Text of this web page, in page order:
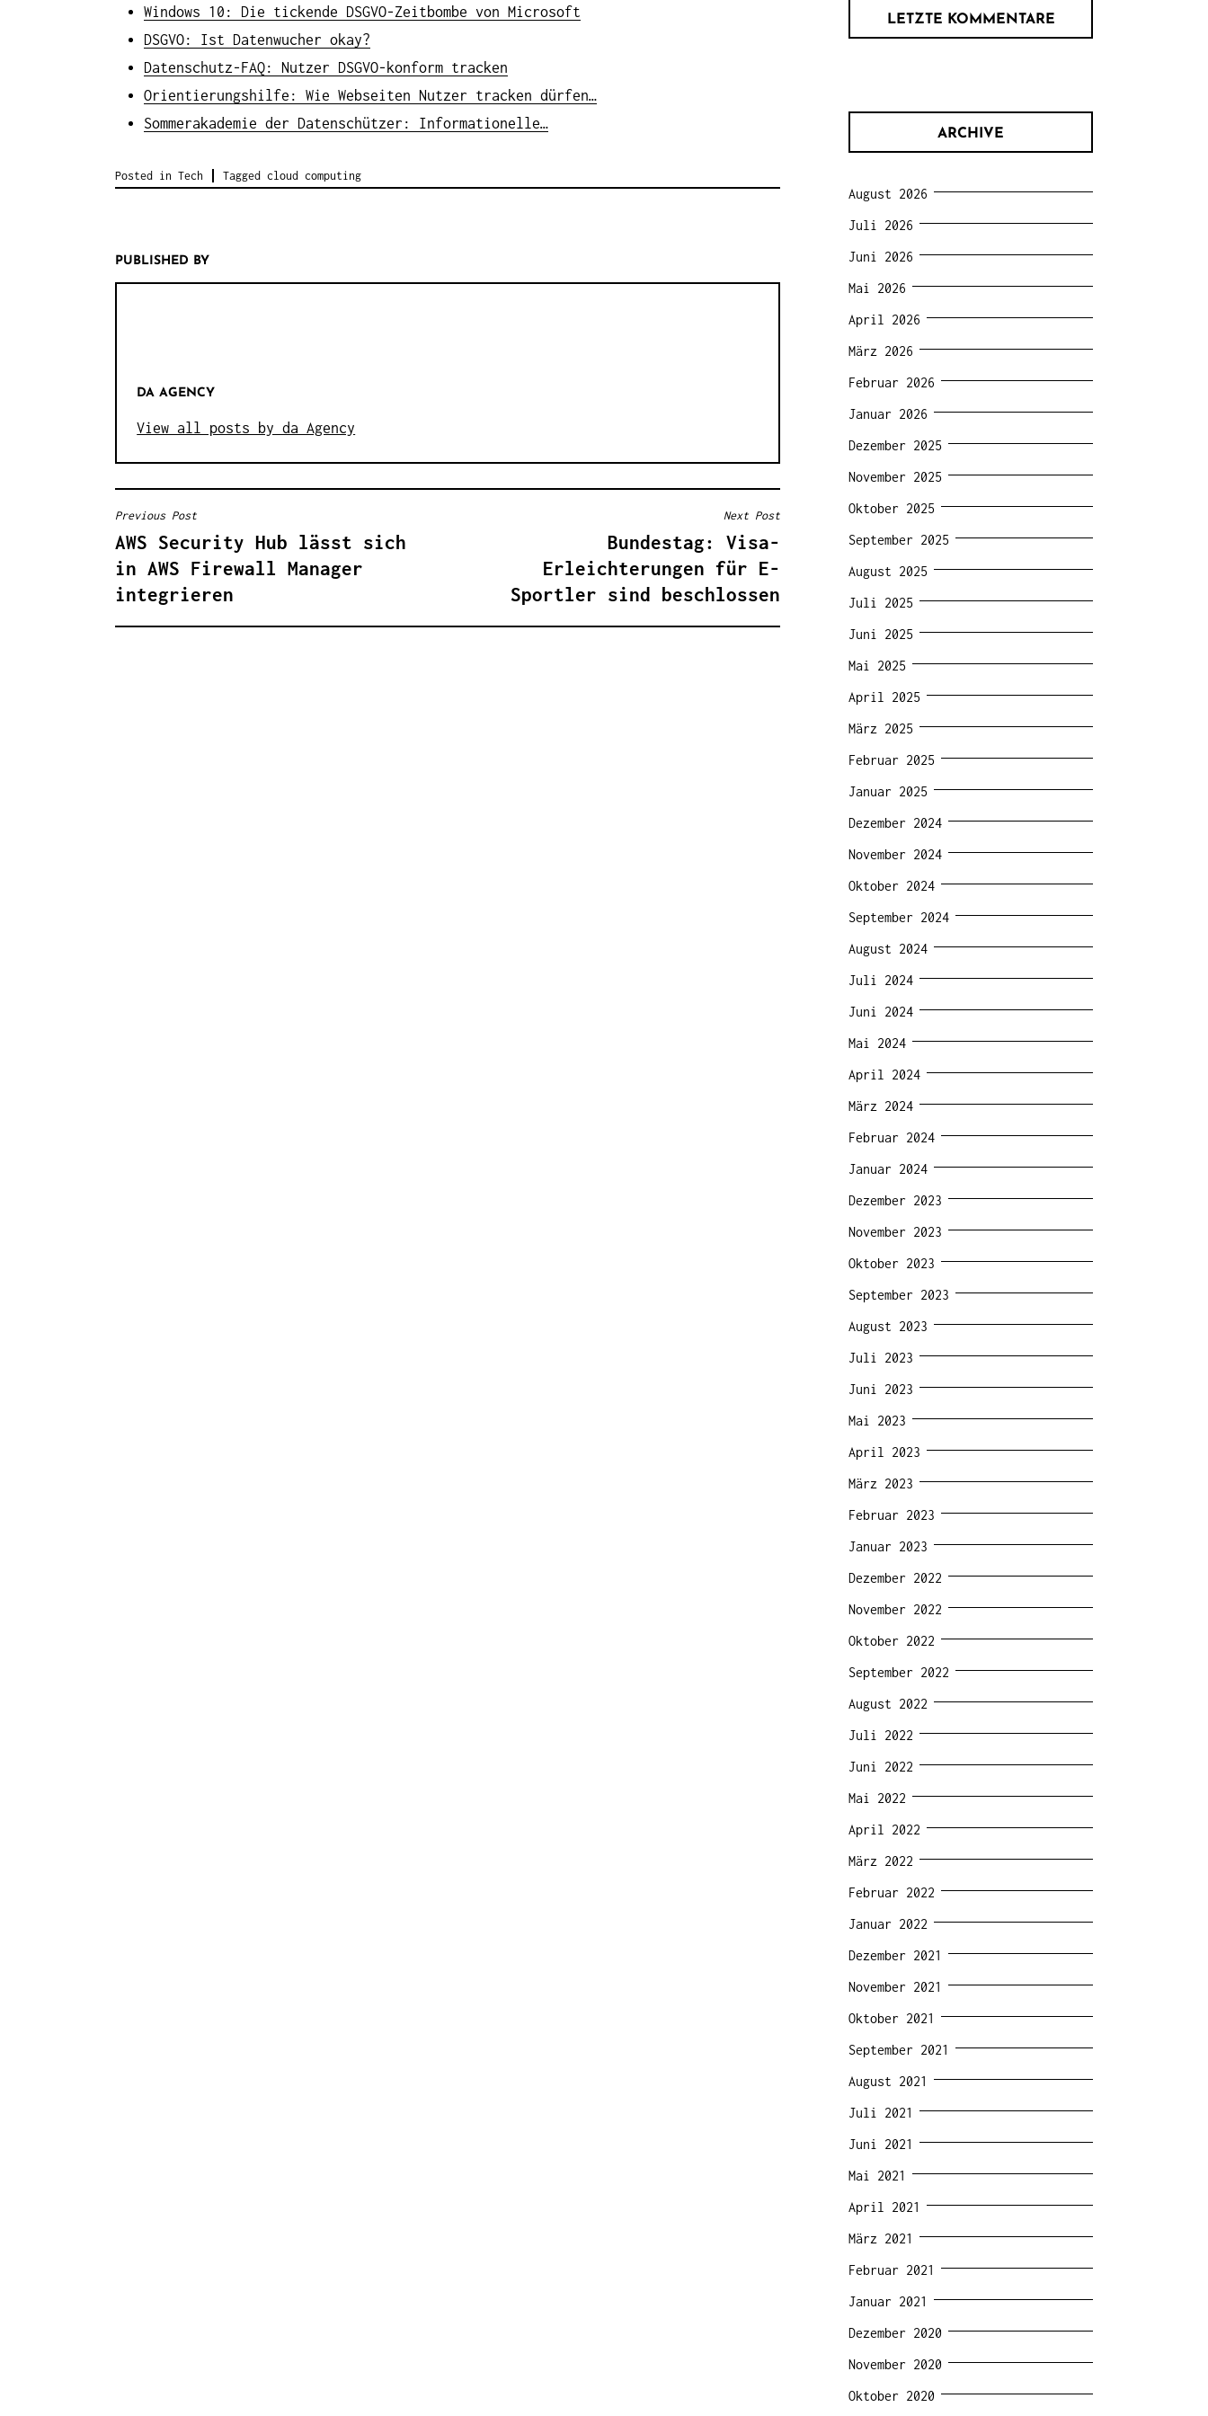
Windows 10: Die tickende DSGVO-Zeitbombe von Microsoft
DSGVO: Ist Datenwucher okay?
Datenschutz-FAQ: Nutzer DSGVO-konform tracken
Orientierungshilfe: Wie Webseiten Nutzer tracken dürfen…
Sommerakademie der Datenschützer: Informationelle…
Posted in Tech Tagged cloud computing
PUBLISHED BY
DA AGENCY
View all posts by da Agency
B
E
I
T
Previous Post
AWS Security Hub lässt sich
in AWS Firewall Manager
integrieren
Next Post
Bundestag: Visa-
Erleichterungen für E-
Sportler sind beschlossen
LETZTE KOMMENTARE
ARCHIVE
August 2026
Juli 2026
Juni 2026
Mai 2026
April 2026
März 2026
Februar 2026
Januar 2026
Dezember 2025
November 2025
Oktober 2025
September 2025
August 2025
Juli 2025
Juni 2025
Mai 2025
April 2025
März 2025
Februar 2025
Januar 2025
Dezember 2024
November 2024
Oktober 2024
September 2024
August 2024
Juli 2024
Juni 2024
Mai 2024
April 2024
März 2024
Februar 2024
Januar 2024
Dezember 2023
November 2023
Oktober 2023
September 2023
August 2023
Juli 2023
Juni 2023
Mai 2023
April 2023
März 2023
Februar 2023
Januar 2023
Dezember 2022
November 2022
Oktober 2022
September 2022
August 2022
Juli 2022
Juni 2022
Mai 2022
April 2022
März 2022
Februar 2022
Januar 2022
Dezember 2021
November 2021
Oktober 2021
September 2021
August 2021
Juli 2021
Juni 2021
Mai 2021
April 2021
März 2021
Februar 2021
Januar 2021
Dezember 2020
November 2020
Oktober 2020